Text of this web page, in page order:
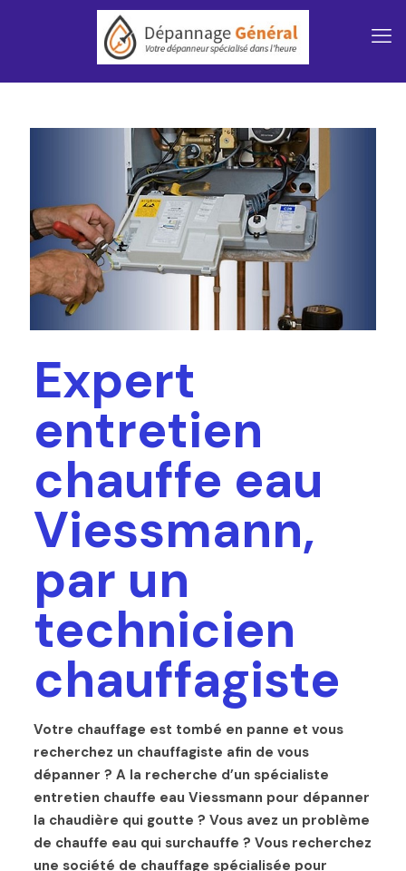
Expert
entretien
chauffe eau
Viessmann,
par un
technicien
chauffagiste
Votre chauffage est tombé en panne et vous
recherchez un chauffagiste afin de vous
dépanner ? A la recherche d’un spécialiste
entretien chauffe eau Viessmann pour dépanner
la chaudière qui goutte ? Vous avez un problème
de chauffe eau qui surchauffe ? Vous recherchez
une société de chauffage spécialisée pour